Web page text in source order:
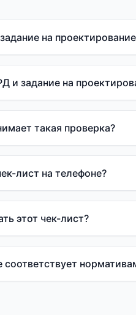
на
и задание на
такая проверка?
лист на телефоне?
этот чек-лист?
соответствует